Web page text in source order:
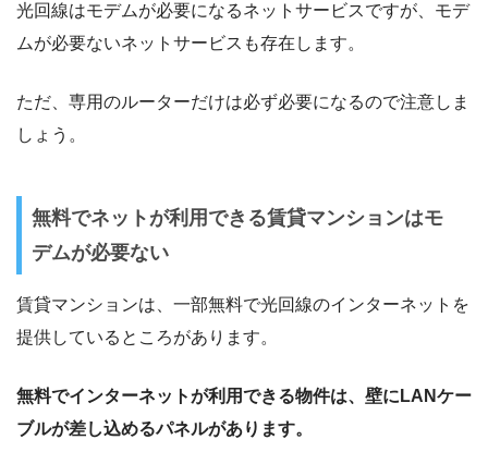
光回線はモデムが必要になるネットサービスですが、モデ
ムが必要ないネットサービスも存在します。
ただ、専用のルーターだけは必ず必要になるので注意しま
しょう。
無料でネットが利用できる賃貸マンションはモ
デムが必要ない
賃貸マンションは、一部無料で光回線のインターネットを
提供しているところがあります。
無料でインターネットが利用できる物件は、壁にLANケー
ブルが差し込めるパネルがあります。